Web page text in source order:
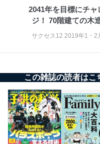
善し、常に最良の状態
苦情及び相談受付け窓口
貴殿の個人情報及び当
株式会社富士山マガジ
係
TEL：0570-200-223
FAX：03-5459-7073
e-mail：
改訂：2025年2月20日
2041年を目標にチャ
ジ！ 70階建ての木
高層ビル
サクセス12 2019年1・2
この雑誌の読者はこ